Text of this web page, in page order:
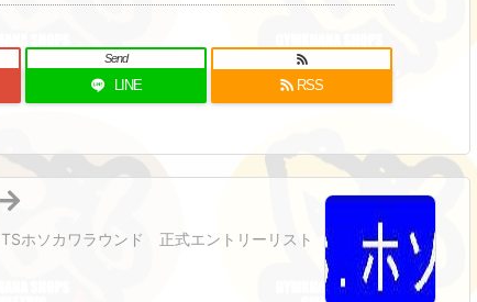
LINE
Send
RSS
TSホソカワラウンド 正式エントリーリスト